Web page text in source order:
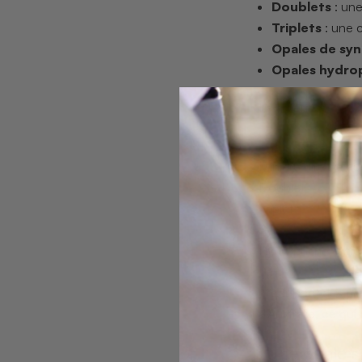
Doublets :
Triplets : une
Opales de
Opales
La différence de
Type
Minière directe
Doublet
Triplet
Synthèse
Hydrophane
provenance
produisent des
d’Australie, ce
“Une opale